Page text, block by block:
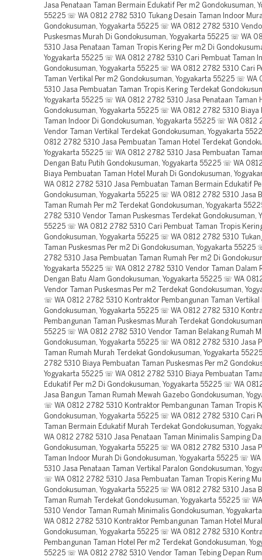
Jasa Penataan Taman Bermain Edukatif Per m2 Gondokusuman,
55225 ☏ WA 0812 2782 5310 Tukang Desain Taman Indoor
Gondokusuman, Yogyakarta 55225 ☏ WA 0812 2782 5310
Puskesmas Murah Di Gondokusuman, Yogyakarta 55225 ☏ WA
5310 Jasa Penataan Taman Tropis Kering Per m2 Di
Yogyakarta 55225 ☏ WA 0812 2782 5310 Cari Pembuat Taman
Gondokusuman, Yogyakarta 55225 ☏ WA 0812 2782 5310 Cari
Taman Vertikal Per m2 Gondokusuman, Yogyakarta 55225 ☏ WA
5310 Jasa Pembuatan Taman Tropis Kering Terdekat
Yogyakarta 55225 ☏ WA 0812 2782 5310 Jasa Penataan Taman
Gondokusuman, Yogyakarta 55225 ☏ WA 0812 2782 5310 Biaya
Taman Indoor Di Gondokusuman, Yogyakarta 55225 ☏ WA 0812
Vendor Taman Vertikal Terdekat Gondokusuman, Yogyakarta
0812 2782 5310 Jasa Pembuatan Taman Hotel Terdekat
Yogyakarta 55225 ☏ WA 0812 2782 5310 Jasa Pembuatan
Dengan Batu Putih Gondokusuman, Yogyakarta 55225 ☏ WA
Biaya Pembuatan Taman Hotel Murah Di Gondokusuman,
WA 0812 2782 5310 Jasa Pembuatan Taman Bermain Edukatif
Gondokusuman, Yogyakarta 55225 ☏ WA 0812 2782 5310 Jasa
Taman Rumah Per m2 Terdekat Gondokusuman, Yogyakarta
2782 5310 Vendor Taman Puskesmas Terdekat Gondokusuman,
55225 ☏ WA 0812 2782 5310 Cari Pembuat Taman Tropis
Gondokusuman, Yogyakarta 55225 ☏ WA 0812 2782 5310
Taman Puskesmas Per m2 Di Gondokusuman, Yogyakarta 55225
2782 5310 Jasa Pembuatan Taman Rumah Per m2 Di
Yogyakarta 55225 ☏ WA 0812 2782 5310 Vendor Taman Dalam
Dengan Batu Alam Gondokusuman, Yogyakarta 55225 ☏ WA
Vendor Taman Puskesmas Per m2 Terdekat Gondokusuman,
☏ WA 0812 2782 5310 Kontraktor Pembangunan Taman Vertikal
Gondokusuman, Yogyakarta 55225 ☏ WA 0812 2782 5310
Pembangunan Taman Puskesmas Murah Terdekat
55225 ☏ WA 0812 2782 5310 Vendor Taman Belakang Rumah
Gondokusuman, Yogyakarta 55225 ☏ WA 0812 2782 5310 Jasa
Taman Rumah Murah Terdekat Gondokusuman, Yogyakarta
2782 5310 Biaya Pembuatan Taman Puskesmas Per m2
Yogyakarta 55225 ☏ WA 0812 2782 5310 Biaya Pembuatan
Edukatif Per m2 Di Gondokusuman, Yogyakarta 55225 ☏ WA
Jasa Bangun Taman Rumah Mewah Gazebo Gondokusuman,
☏ WA 0812 2782 5310 Kontraktor Pembangunan Taman Tropis
Gondokusuman, Yogyakarta 55225 ☏ WA 0812 2782 5310 Cari
Taman Bermain Edukatif Murah Terdekat Gondokusuman,
WA 0812 2782 5310 Jasa Penataan Taman Minimalis Samping
Gondokusuman, Yogyakarta 55225 ☏ WA 0812 2782 5310 Jasa
Taman Indoor Murah Di Gondokusuman, Yogyakarta 55225 ☏
5310 Jasa Penataan Taman Vertikal Paralon Gondokusuman,
☏ WA 0812 2782 5310 Jasa Pembuatan Taman Tropis Kering
Gondokusuman, Yogyakarta 55225 ☏ WA 0812 2782 5310 Jasa
Taman Rumah Terdekat Gondokusuman, Yogyakarta 55225 ☏
5310 Vendor Taman Rumah Minimalis Gondokusuman,
WA 0812 2782 5310 Kontraktor Pembangunan Taman Hotel
Gondokusuman, Yogyakarta 55225 ☏ WA 0812 2782 5310
Pembangunan Taman Hotel Per m2 Terdekat Gondokusuman,
55225 ☏ WA 0812 2782 5310 Vendor Taman Tebing Depan